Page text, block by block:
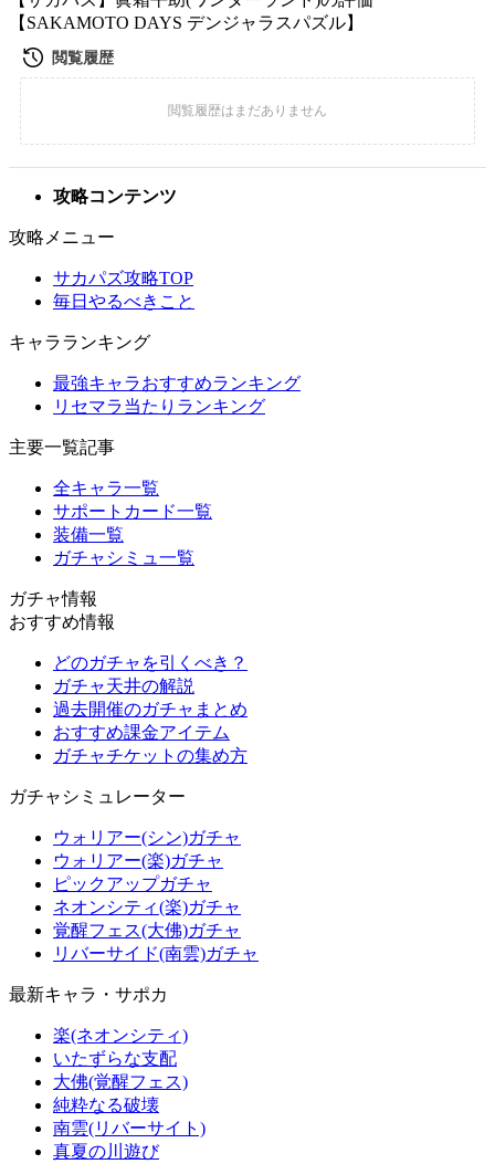
【SAKAMOTO DAYS デンジャラスパズル】
攻略コンテンツ
攻略メニュー
サカパズ攻略TOP
毎日やるべきこと
キャラランキング
最強キャラおすすめランキング
リセマラ当たりランキング
主要一覧記事
全キャラ一覧
サポートカード一覧
装備一覧
ガチャシミュ一覧
ガチャ情報
おすすめ情報
どのガチャを引くべき？
ガチャ天井の解説
過去開催のガチャまとめ
おすすめ課金アイテム
ガチャチケットの集め方
ガチャシミュレーター
ウォリアー(シン)ガチャ
ウォリアー(楽)ガチャ
ピックアップガチャ
ネオンシティ(楽)ガチャ
覚醒フェス(大佛)ガチャ
リバーサイド(南雲)ガチャ
最新キャラ・サポカ
楽(ネオンシティ)
いたずらな支配
大佛(覚醒フェス)
純粋なる破壊
南雲(リバーサイト)
真夏の川遊び